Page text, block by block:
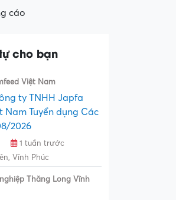
cáo
cho bạn
Việt Nam
ty TNHH Japfa
Nam Tuyển dụng Các
2026
1 tuần trước
Vĩnh Phúc
Thăng Long Vĩnh